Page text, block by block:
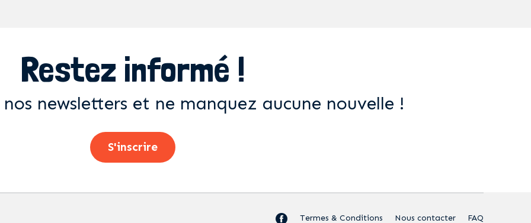
Restez informé !
newsletters et ne manquez aucune nouvelle !
S'inscrire
Termes & Conditions Nous contacter FAQ